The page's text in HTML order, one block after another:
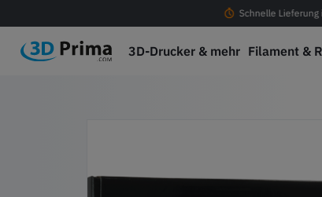
Schnelle Lieferung
3D-Drucker & mehr Filament &